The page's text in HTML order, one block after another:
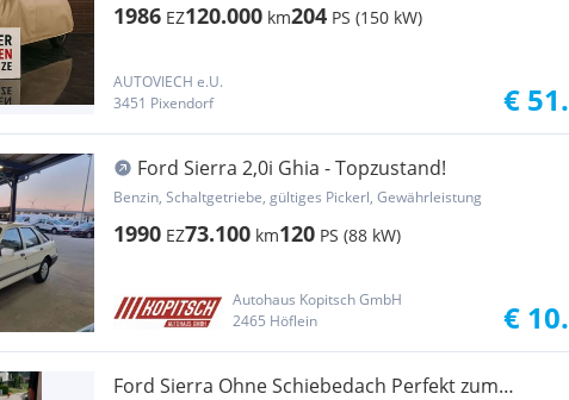
1986 EZ120.000 km204 PS (150 kW)
AUTOVIECH e.U.
3451 Pixendorf
€
Ford Sierra 2,0i Ghia - Topzustand!
Benzin, Schaltgetriebe, gültiges Pickerl, Gewährleistung
1990 EZ73.100 km120 PS (88 kW)
Autohaus Kopitsch GmbH
2465 Höflein
€
Ford Sierra Ohne Schiebedach Perfekt zum